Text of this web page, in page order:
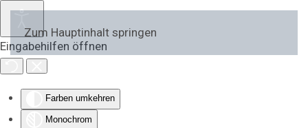
Eingabehilfen öffnen
Farben umkehren
Monochrom
Zum Hauptinhalt springen